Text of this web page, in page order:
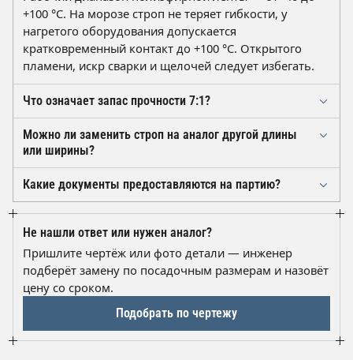
+100 °C. На морозе строп не теряет гибкости, у
нагретого оборудования допускается
кратковременный контакт до +100 °C. Открытого
пламени, искр сварки и щелочей следует избегать.
Что означает запас прочности 7:1?
Разрывная нагрузка ленты в семь раз выше
номинальной грузоподъёмности 5 т. Этот запас
учитывает рывки, неравномерность натяжения
ветвей и износ. Превышать паспортные 5 т нельзя,
даже с учётом запаса.
Можно ли заменить строп на аналог другой длины
или ширины?
Взаимозаменяемость определяется
грузоподъёмностью, схемой строповки и длиной:
вместо 6 м допустим другой типоразмер РСТ, если
сохраняется угол между ветвями и запас 7:1. При
сомнениях мы подберём замену по чертежу или
фото детали.
Какие документы предоставляются на партию?
На каждую партию оформляется паспорт качества с
результатами статического испытания нагрузкой 1,25
от номинальной. На самом стропе закреплена бирка
с грузоподъёмностью, длиной, датой изготовления и
номером изделия.
Не нашли ответ или нужен аналог?
Пришлите чертёж или фото детали — инженер
подберёт замену по посадочным размерам и назовёт
цену со сроком.
Подобрать по чертежу